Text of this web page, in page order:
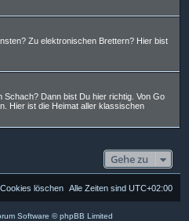
Zu elektronischen Brettern? Hier bist
Schach? Dann bist Du hier richtig. Von Go
Hier ist die Heimat aller klassischen
Gehe zu
Alle Zeiten sind UTC+02:00
löschen
Software © phpBB Limited